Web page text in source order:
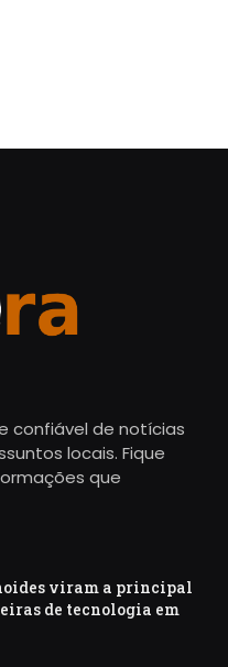
confiável de notícias
locais. Fique
que
viram a principal
de tecnologia em